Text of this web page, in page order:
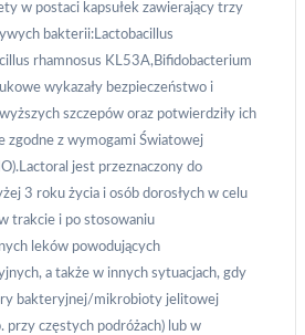
w postaci kapsułek zawierający trzy
bakterii:Lactobacillus
rhamnosus KL53A,Bifidobacterium
wykazały bezpieczeństwo i
szczepów oraz potwierdziły ich
zgodne z wymogami Światowej
Lactoral jest przeznaczony do
3 roku życia i osób dorosłych w celu
trakcie i po stosowaniu
leków powodujących
a także w innych sytuacjach, gdy
bakteryjnej/mikrobioty jelitowej
przy częstych podróżach) lub w
do wyboru
reklam
personalizacji treści
w celu doboru
reklam
treści
dzięki statystyce lub
źródeł